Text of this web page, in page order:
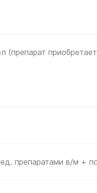
(препарат
препаратами в/м +